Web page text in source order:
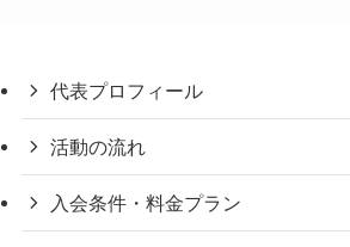
代表プロフィール
活動の流れ
入会条件・料金プラン